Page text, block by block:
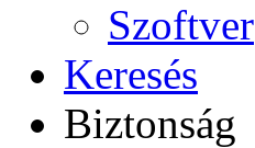
Szoftver
Keresés
Biztonság